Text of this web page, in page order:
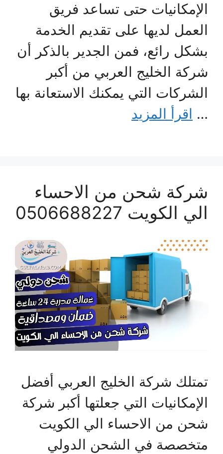
الإمكانيات حتى تساعد فريق
العمل لديها على تقديم الخدمة
بشكل رائع، فمن الجدير بالذكر أن
شركة الخليج العربي من أكبر
الشركات التي يمكنك الاستعانة بها
… اقرأ المزيد
شركة شحن من الاحساء
الي الكويت 0506688227
تمتلك شركة الخليج العربي أفضل
الإمكانيات التي جعلتها أكبر شركة
شحن من الاحساء الي الكويت
متخصصة في الشحن الدولي